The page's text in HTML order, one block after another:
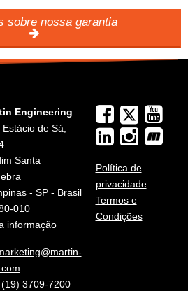
sobre nossa garantia
Engineering
Estácio de Sá,
Santa
- SP - Brasil
010
informação
3709-7200
Política de
privacidade
Termos e
Condições